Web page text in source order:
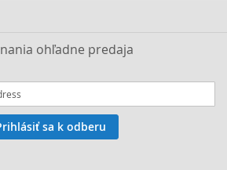
ohľadne predaja
sa k odberu